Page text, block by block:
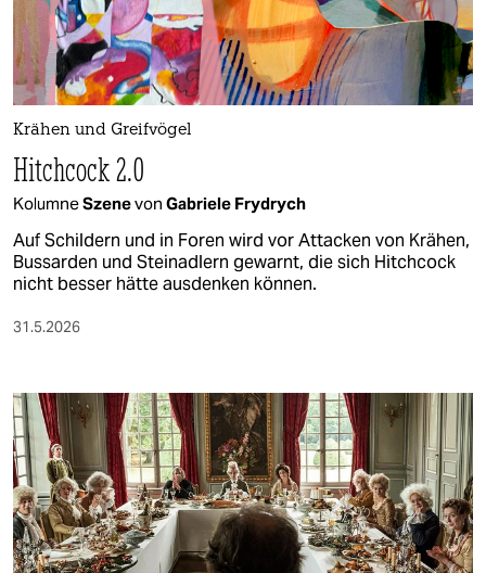
nord
wahrheit
veranstaltungen
shop
fragen & hilfe
abo
genossenschaft
epaper login
Krähen und Greifvögel
Hitchcock 2.0
KolumneSzenevon Gabriele Frydrych
Auf Schildern und in Foren wird vor Attacken von Krähen,
Bussarden und Steinadlern gewarnt, die sich Hitchcock
nicht besser hätte ausdenken können.
31.5.2026